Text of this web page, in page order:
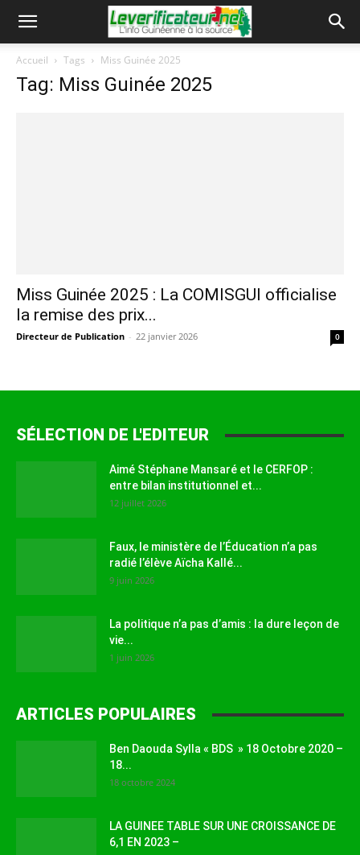
Accueil Tags Miss Guinée 2025
Tag: Miss Guinée 2025
Miss Guinée 2025 : La COMISGUI officialise
la remise des prix...
Directeur de Publication - 22 janvier 2026 0
SÉLECTION DE L'EDITEUR
Aimé Stéphane Mansaré et le CERFOP :
entre bilan institutionnel et...
12 juillet 2026
Faux, le ministère de l’Éducation n’a pas
radié l’élève Aïcha Kallé...
9 juin 2026
La politique n’a pas d’amis : la dure leçon de
vie...
1 juin 2026
ARTICLES POPULAIRES
Ben Daouda Sylla « BDS » 18 Octobre 2020 –
18...
18 octobre 2024
LA GUINEE TABLE SUR UNE CROISSANCE DE
6,1 EN 2023 –